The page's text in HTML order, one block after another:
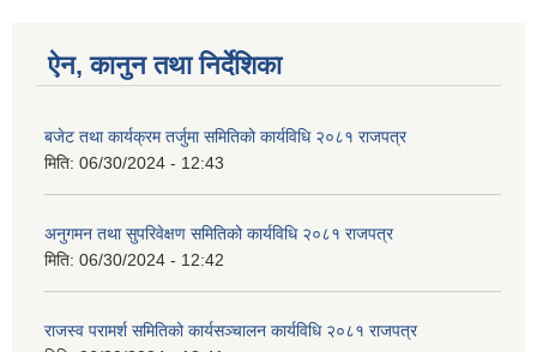
ऐन, कानुन तथा निर्देशिका
बजेट तथा कार्यक्रम तर्जुमा समितिको कार्यविधि २०८१ राजपत्र
मिति: 06/30/2024 - 12:43
अनुगमन तथा सुपरिवेक्षण समितिको कार्यविधि २०८१ राजपत्र
मिति: 06/30/2024 - 12:42
राजस्व परामर्श समितिको कार्यसञ्चालन कार्यविधि २०८१ राजपत्र